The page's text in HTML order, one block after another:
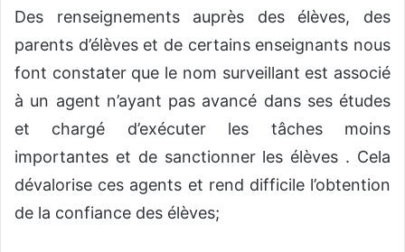
Des renseignements auprès des élèves, des
parents d’élèves et de certains enseignants nous
font constater que le nom surveillant est associé
à un agent n’ayant pas avancé dans ses études
et chargé d’exécuter les tâches moins
importantes et de sanctionner les élèves . Cela
dévalorise ces agents et rend difficile l’obtention
de la confiance des élèves;